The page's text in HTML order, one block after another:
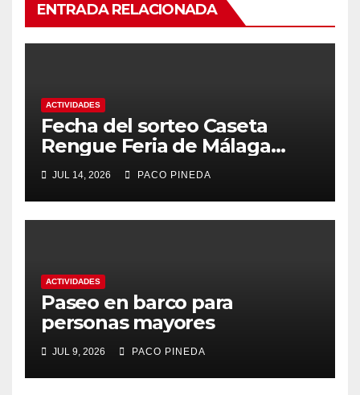
ENTRADA RELACIONADA
ACTIVIDADES
Fecha del sorteo Caseta
Rengue Feria de Málaga
2026
JUL 14, 2026 PACO PINEDA
ACTIVIDADES
Paseo en barco para
personas mayores
JUL 9, 2026 PACO PINEDA